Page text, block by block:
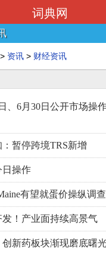
词典网
> 资讯 > 财经资讯
、6月30日公开市场操
暂停跨境TRS新增
日操作
有望就蛋价操纵调
！产业面持续高景气
新药板块渐现磨底曙